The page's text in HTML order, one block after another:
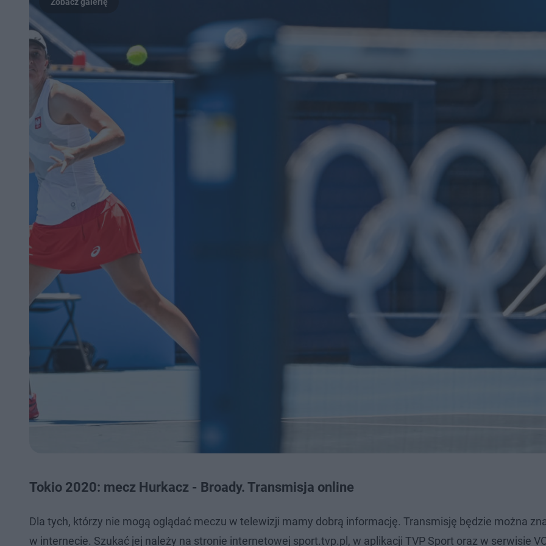
Tokio 2020: mecz Hurkacz - Broady. Transmisja online
Dla tych, którzy nie mogą oglądać meczu w telewizji mamy dobrą informację. Transmisję będzie można
w internecie. Szukać jej należy na stronie internetowej sport.tvp.pl, w aplikacji TVP Sport oraz w serwisie